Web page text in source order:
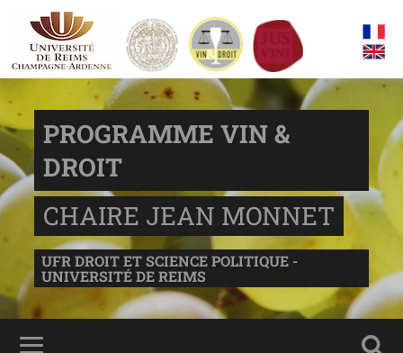
PROGRAMME VIN &
DROIT
CHAIRE JEAN MONNET
UFR DROIT ET SCIENCE POLITIQUE -
UNIVERSITÉ DE REIMS